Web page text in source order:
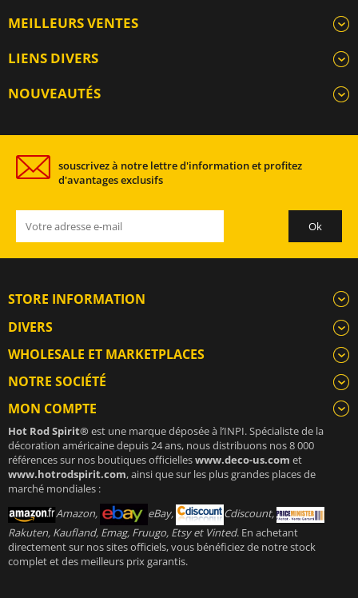
MEILLEURS VENTES
LIENS DIVERS
NOUVEAUTÉS
souscrivez à notre lettre d'information et profitez
d'avantages exclusifs
STORE INFORMATION
DIVERS
WHOLESALE ET MARKETPLACES
NOTRE SOCIÉTÉ
MON COMPTE
Hot Rod Spirit®est une marque déposée à l’INPI. Spécialiste de la
décoration américaine depuis 24 ans, nous distribuons nos 8 000
références sur nos boutiques officielleswww.deco-us.com et
www.hotrodspirit.com, ainsi que sur les plus grandes places de
marché mondiales :
Amazon,
eBay,
Cdiscount,
Rakuten, Kaufland, Emag, Fruugo, Etsy et Vinted. En achetant
directement sur nos sites officiels, vous bénéficiez de notre stock
complet et des meilleurs prix garantis.